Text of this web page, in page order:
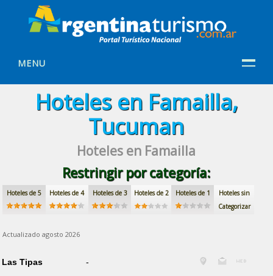
MENU
Hoteles en Famailla,
Tucuman
Hoteles en Famailla
Restringir por categoría:
Hoteles de 5 Hoteles de 4 Hoteles de 3 Hoteles de 2 Hoteles de 1
Hoteles sin
Categorizar
Actualizado agosto 2026
Las Tipas -